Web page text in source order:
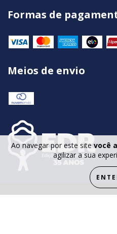
Ao navegar por este sitevocê
agilizar a sua
Formas de
Meios de envio
Copyright © 2022 Edições Demócrito